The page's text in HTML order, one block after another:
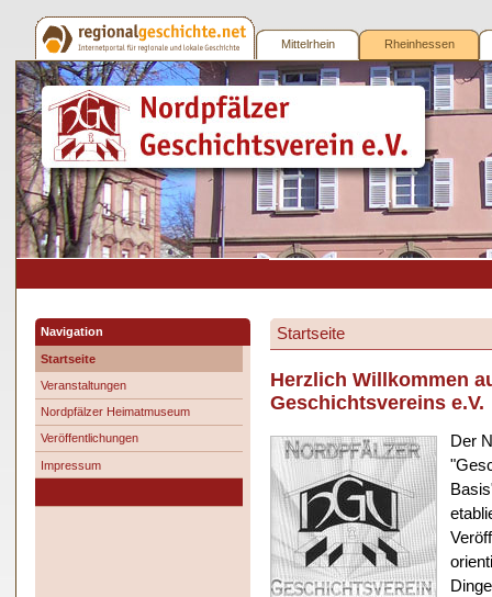
Nordpfälzer
Geschichtsverein
e.V.
Mittelrhein Rheinhessen
Navigation
Startseite
Veranstaltungen
Nordpfälzer Heimatmuseum
Veröffentlichungen
Impressum
Startseite
Herzlich Willkommen
Geschichtsvereins e.V.
Der